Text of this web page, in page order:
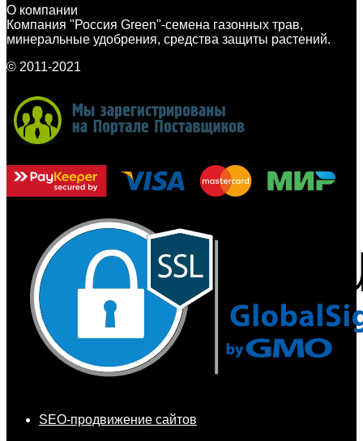
О компании
Компания "Россия Green"-семена газонных трав,
минеральные удобрения, средства защиты растений.
© 2011-2021
SEO-продвижение сайтов